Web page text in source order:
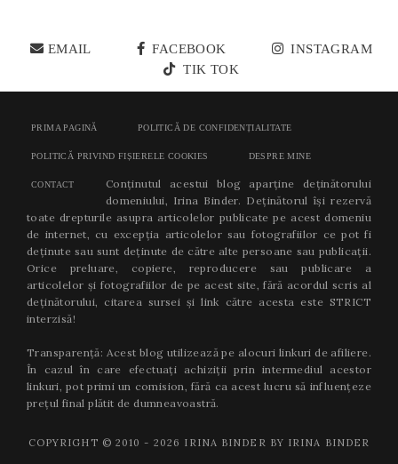
EMAIL FACEBOOK
INSTAGRAM
TIK TOK
PRIMA PAGINĂ POLITICĂ DE CONFIDENȚIALITATE
POLITICĂ PRIVIND FIȘIERELE COOKIES DESPRE MINE
CONTACT
Conținutul acestui blog aparține deținătorului
domeniului, Irina Binder. Deținătorul își rezervă
toate drepturile asupra articolelor publicate pe acest domeniu
de internet, cu excepția articolelor sau fotografiilor ce pot fi
deținute sau sunt deținute de către alte persoane sau publicații.
Orice preluare, copiere, reproducere sau publicare a
articolelor și fotografiilor de pe acest site, fără acordul scris al
deținătorului, citarea sursei și link către acesta este STRICT
interzisă!
Transparență: Acest blog utilizează pe alocuri linkuri de afiliere.
În cazul în care efectuați achiziții prin intermediul acestor
linkuri, pot primi un comision, fără ca acest lucru să influențeze
prețul final plătit de dumneavoastră.
COPYRIGHT © 2010 - 2026 IRINA BINDER BY IRINA BINDER